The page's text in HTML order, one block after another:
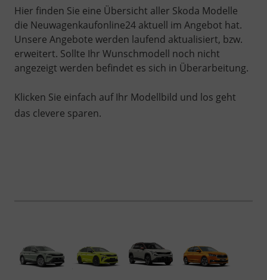
Hier finden Sie eine Übersicht aller Skoda Modelle
die Neuwagenkaufonline24 aktuell im Angebot hat.
Unsere Angebote werden laufend aktualisiert, bzw.
erweitert. Sollte Ihr Wunschmodell noch nicht
angezeigt werden befindet es sich in Überarbeitung.
Klicken Sie einfach auf Ihr Modellbild und los geht
das clevere sparen.